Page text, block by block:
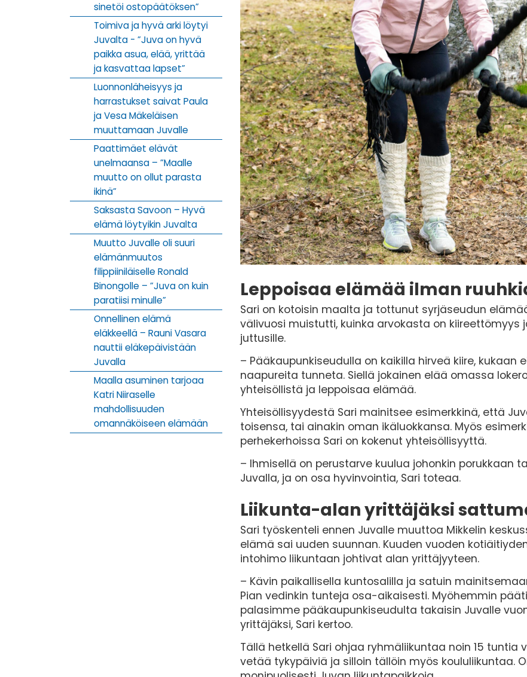
sinetöi ostopäätöksen”
Toimiva ja hyvä arki löytyi
Juvalta - ”Juva on hyvä
paikka asua, elää, yrittää
ja kasvattaa lapset”
Luonnonläheisyys ja
harrastukset saivat Paula
ja Vesa Mäkeläisen
muuttamaan Juvalle
Paattimäet elävät
unelmaansa – ”Maalle
muutto on ollut parasta
ikinä”
Saksasta Savoon – Hyvä
elämä löytyikin Juvalta
Muutto Juvalle oli suuri
elämänmuutos
filippiiniläiselle Ronald
Binongolle – ”Juva on kuin
paratiisi minulle”
Onnellinen elämä
eläkkeellä – Rauni Vasara
nauttii eläkepäivistään
Juvalla
Maalla asuminen tarjoaa
Katri Niiraselle
mahdollisuuden
omannäköiseen elämään
Leppoisaa elämää ilman
Sari on kotoisin maalta ja tottunut syrjäseudun
välivuosi muistutti, kuinka arvokasta on
juttusille.
– Pääkaupunkiseudulla on kaikilla hirveä kiire, kukaan
naapureita tunneta. Siellä jokainen elää omassa
yhteisöllistä ja leppoisaa elämää.
Yhteisöllisyydestä Sari mainitsee esimerkkinä, että
toisensa, tai ainakin oman ikäluokkansa. Myös
perhekerhoissa Sari on kokenut yhteisöllisyyttä.
– Ihmisellä on perustarve kuulua johonkin porukkaan
Juvalla, ja on osa hyvinvointia, Sari toteaa.
Liikunta-alan yrittäjäksi
Sari työskenteli ennen Juvalle muuttoa Mikkelin
elämä sai uuden suunnan. Kuuden vuoden
intohimo liikuntaan johtivat alan yrittäjyyteen.
– Kävin paikallisella kuntosalilla ja satuin
Pian vedinkin tunteja osa-aikaisesti. Myöhemmin
palasimme pääkaupunkiseudulta takaisin Juvalle
yrittäjäksi, Sari kertoo.
Tällä hetkellä Sari ohjaa ryhmäliikuntaa noin 15 tuntia
vetää tykypäiviä ja silloin tällöin myös koululiikuntaa.